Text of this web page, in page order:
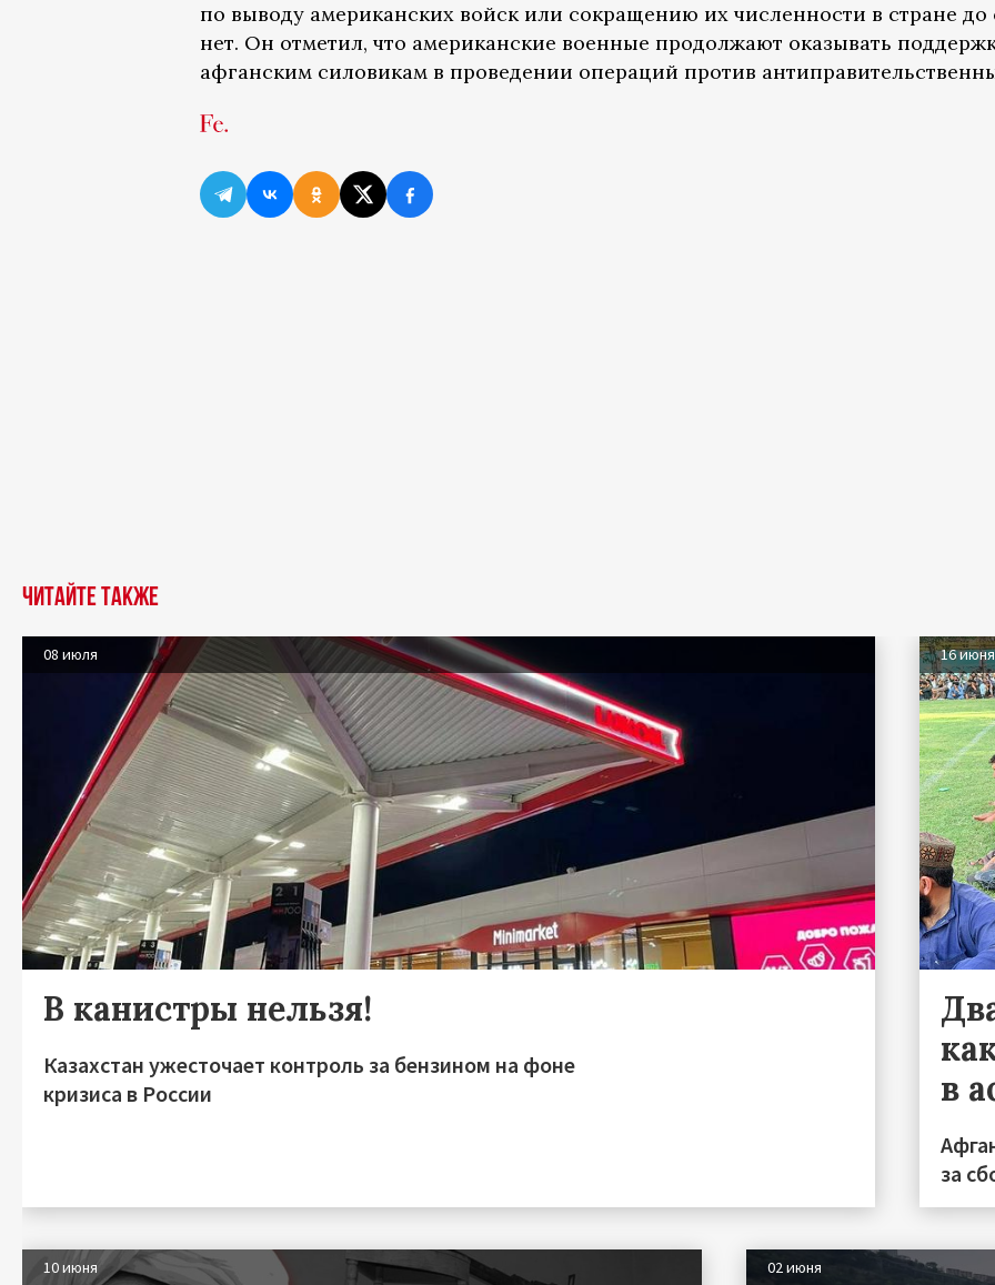
по выводу американских войск или сокращению их численности в стране до
нет. Он отметил, что американские военные продолжают оказывать
афганским силовикам в проведении операций против
Читайте также
08 июля
В канистры нельзя!
Казахстан ужесточает контроль за бензином на фоне
кризиса в России
16 июня
в
за
10 июня 02 июня